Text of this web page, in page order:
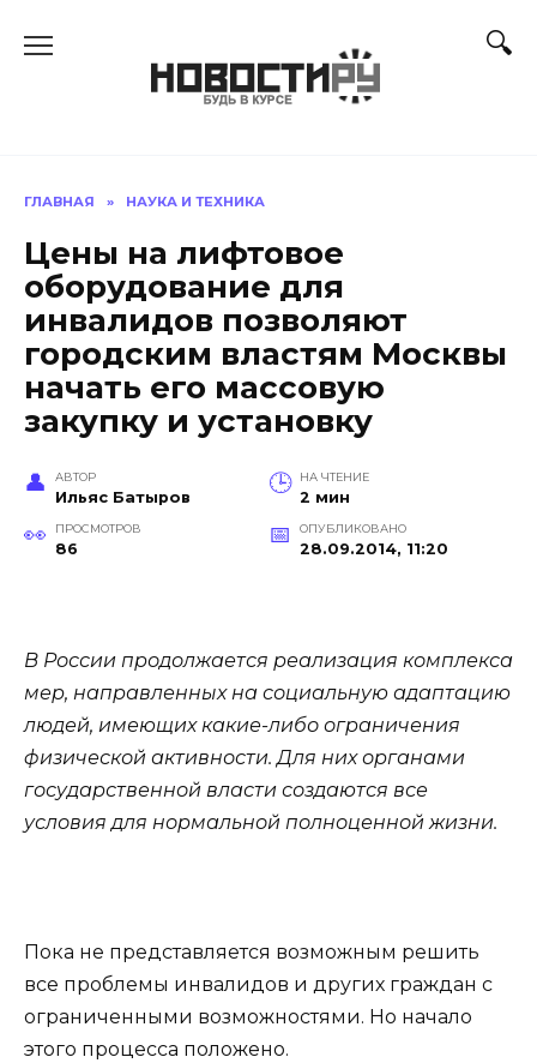
ГЛАВНАЯ » НАУКА И ТЕХНИКА
Цены на лифтовое
оборудование для
инвалидов позволяют
городским властям Москвы
начать его массовую
закупку и установку
АВТОР
Ильяс Батыров
НА ЧТЕНИЕ
2 мин
ПРОСМОТРОВ
86
ОПУБЛИКОВАНО
28.09.2014, 11:20
В России продолжается реализация комплекса
мер, направленных на социальную адаптацию
людей, имеющих какие-либо ограничения
физической активности. Для них органами
государственной власти создаются все
условия для нормальной полноценной жизни.
Пока не представляется возможным решить
все проблемы инвалидов и других граждан с
ограниченными возможностями. Но начало
этого процесса положено.